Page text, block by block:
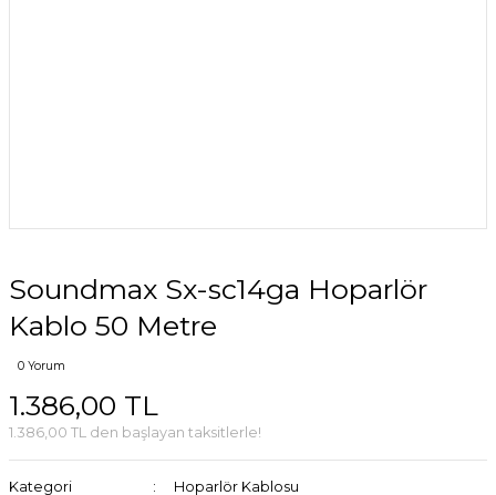
Soundmax Sx-sc14ga Hoparlör
Kablo 50 Metre
0 Yorum
1.386,00 TL
1.386,00 TL den başlayan taksitlerle!
Kategori Hoparlör Kablosu